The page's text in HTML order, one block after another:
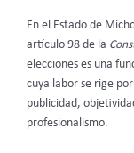
En el Estado de
artículo 98 de la
elecciones es una
cuya labor se rige
publicidad,
profesionalismo.